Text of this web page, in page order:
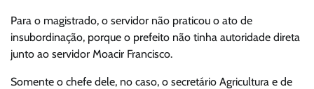
Para o magistrado, o servidor não praticou o ato de
insubordinação, porque o prefeito não tinha autoridade direta
junto ao servidor Moacir Francisco.
Somente o chefe dele, no caso, o secretário Agricultura e de